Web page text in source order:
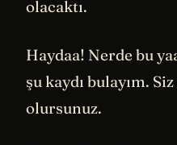
olacaktı.
Haydaa! Nerde bu
şu kaydı bulayım.
olursunuz.